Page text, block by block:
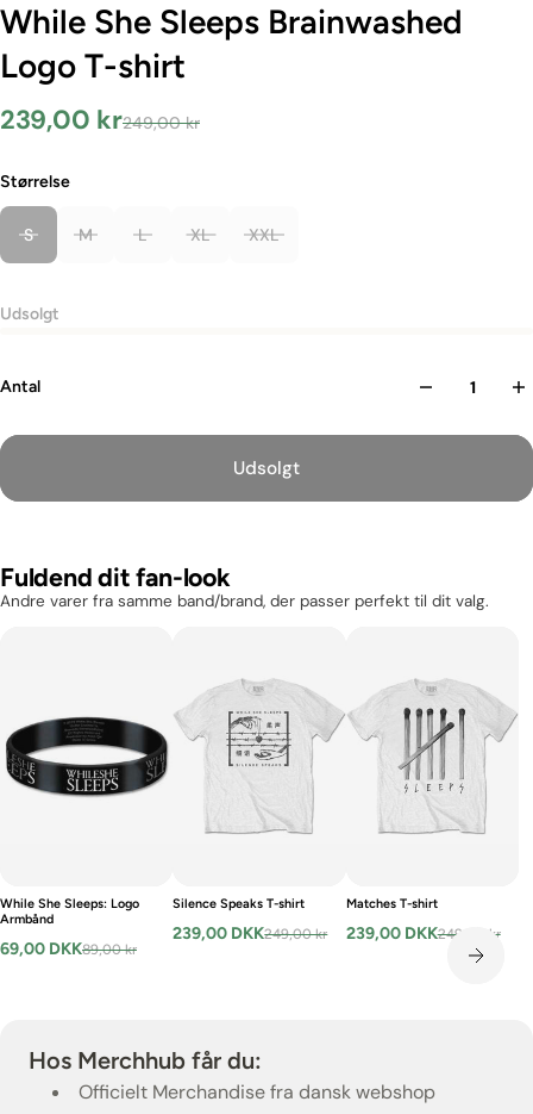
While She Sleeps Brainwashed
Logo T-shirt
239,00 kr249,00 kr
Farve Sort
Størrelse
S M L XL XXL
Udsolgt
Antal
Udsolgt
Fuldend dit fan-look
Andre varer fra samme band/brand, der passer perfekt til dit valg.
While She Sleeps: Logo
Armbånd
69,00 DKK89,00 kr
Silence Speaks T-shirt
239,00 DKK249,00 kr
Matches T-shirt
239,00 DKK249,00 kr
Hos Merchhub får du:
Officielt Merchandise fra dansk webshop